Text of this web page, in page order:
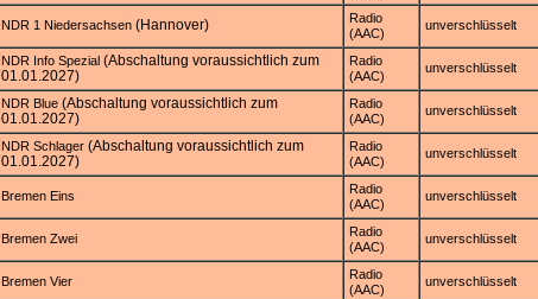
NDR 1 Niedersachsen (Hannover)
Radio
(AAC)
unverschlüsselt
NDR Info Spezial (Abschaltung voraussichtlich zum
01.01.2027)
Radio
(AAC)
unverschlüsselt
NDR Blue (Abschaltung voraussichtlich zum
01.01.2027)
Radio
(AAC)
unverschlüsselt
NDR Schlager (Abschaltung voraussichtlich zum
01.01.2027)
Radio
(AAC)
unverschlüsselt
Bremen Eins
Radio
(AAC)
unverschlüsselt
Bremen Zwei
Radio
(AAC)
unverschlüsselt
Bremen Vier
Radio
(AAC)
unverschlüsselt